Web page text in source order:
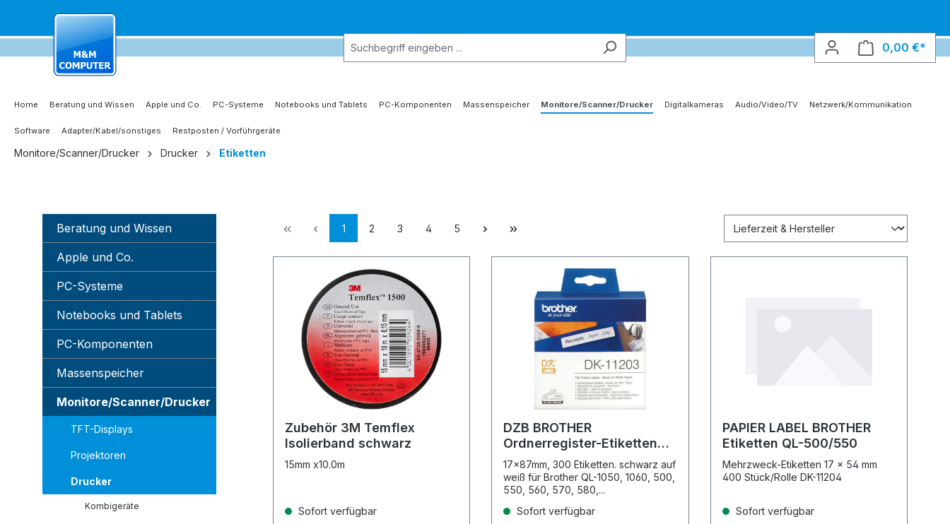
Zur Hauptnavigation springen
0,00 €*
Home Beratung und Wissen Apple und Co. PC-Systeme Notebooks und Tablets PC-Komponenten Massenspeicher Monitore/Scanner/Drucker Digitalkameras Audio/Video/TV Netzwerk/Kommunikation
Software Adapter/Kabel/sonstiges Restposten / Vorführgeräte
Monitore/Scanner/Drucker Drucker Etiketten
Beratung und Wissen
Apple und Co.
PC-Systeme
Notebooks und Tablets
PC-Komponenten
Massenspeicher
Monitore/Scanner/Drucker
TFT-Displays
Projektoren
Drucker
Kombigeräte
1 2 3 4 5
Zubehör 3M Temflex
Isolierband schwarz
15mm x10.0m
Sofort verfügbar
DZB BROTHER
Ordnerregister-Etiketten
DK-11203
17x87mm, 300 Etiketten. schwarz auf
weiß für Brother QL-1050, 1060, 500,
550, 560, 570, 580,...
Sofort verfügbar
PAPIER LABEL BROTHER
Etiketten QL-500/550
Mehrzweck-Etiketten 17 x 54 mm
400 Stück/Rolle DK-11204
Sofort verfügbar